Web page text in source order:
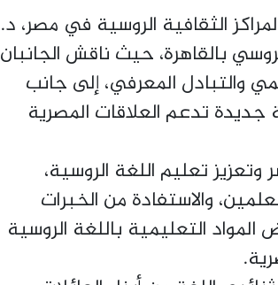
الثقافية الروسية في مصر، د.
بالقاهرة، حيث ناقش الجانبان
والتبادل المعرفي، إلى جانب
جديدة تدعم العلاقات المصرية
تعليم اللغة الروسية،
والاستفادة من الخبرات
التعليمية باللغة الروسية